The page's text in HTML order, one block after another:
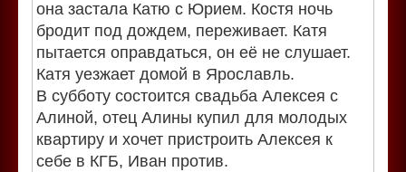
она застала Катю с Юрием. Костя ночь
бродит под дождем, переживает. Катя
пытается оправдаться, он её не слушает.
Катя уезжает домой в Ярославль.
В субботу состоится свадьба Алексея с
Алиной, отец Алины купил для молодых
квартиру и хочет пристроить Алексея к
себе в КГБ, Иван против.